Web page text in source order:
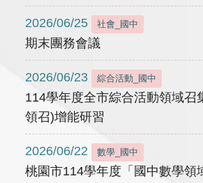
2026/06/25 社會_國中
期末團務會議
2026/06/23 綜合活動_國中
114學年度全市綜合活動領域召
領召)增能研習
2026/06/22 數學_國中
桃園市114學年度「國中數學領